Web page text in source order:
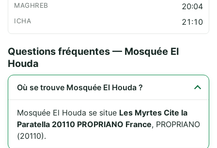
20:04
21:10
Questions fréquentes — Mosquée El
Houda
Où se trouve Mosquée El Houda ?
Mosquée El Houda se situe Les Myrtes Cite la
Paratella 20110 PROPRIANO France, PROPRIANO
(20110).